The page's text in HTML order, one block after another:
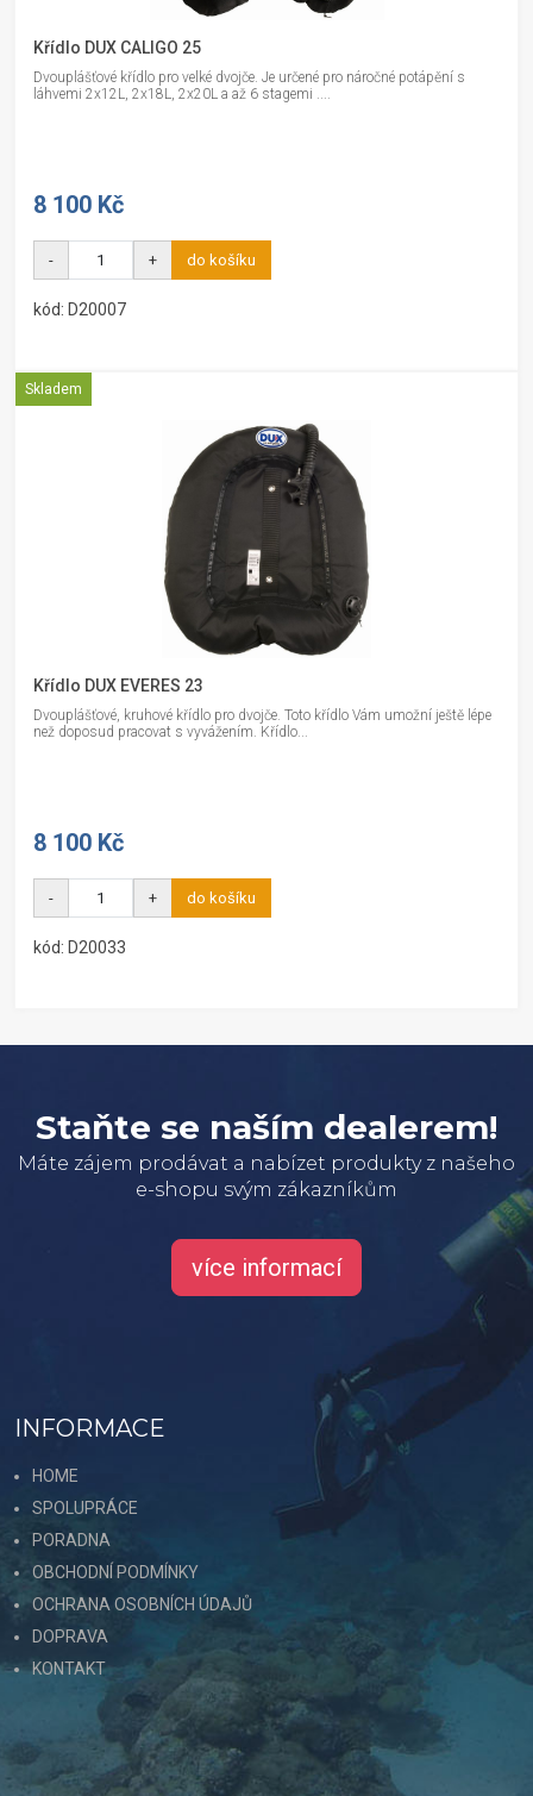
Křídlo DUX CALIGO 25
Dvouplášťové křídlo pro velké dvojče. Je určené pro náročné potápění s
láhvemi 2x12L, 2x18L, 2x20L a až 6 stagemi ....
8 100 Kč
- + do košíku
kód: D20007
Skladem
Křídlo DUX EVERES 23
Dvouplášťové, kruhové křídlo pro dvojče. Toto křídlo Vám umožní ještě lépe
než doposud pracovat s vyvážením. Křídlo...
8 100 Kč
- + do košíku
kód: D20033
Staňte se naším dealerem!
Máte zájem prodávat a nabízet produkty z našeho
e-shopu svým zákazníkům
více informací
INFORMACE
HOME
SPOLUPRÁCE
PORADNA
OBCHODNÍ PODMÍNKY
OCHRANA OSOBNÍCH ÚDAJŮ
DOPRAVA
KONTAKT